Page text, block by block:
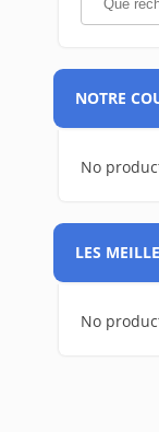
NOTRE
No
LES
No